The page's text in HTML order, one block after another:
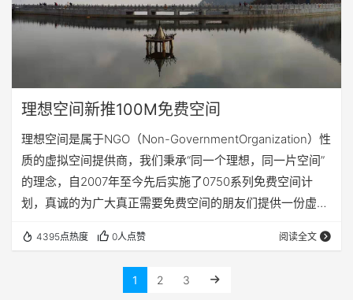
理想空间新推100M免费空间
理想空间是属于NGO（Non-GovernmentOrganization）性
质的虚拟空间提供商，我们秉承“同一个理想，同一片空间”
的理念，自2007年至今先后实施了0750系列免费空间计
划，真诚的为广大真正需要免费空间的朋友们提供一份虚拟
下： 1.所有免费空间和收费空间一样，均采购自国外专业收
费虚拟主机提供商，非常稳定！ 2.空间大小（100-
300M）、流量（2-10G）、服务器操作系统linux、支持
4395点热度 0人点赞 阅读全文
1 2 3